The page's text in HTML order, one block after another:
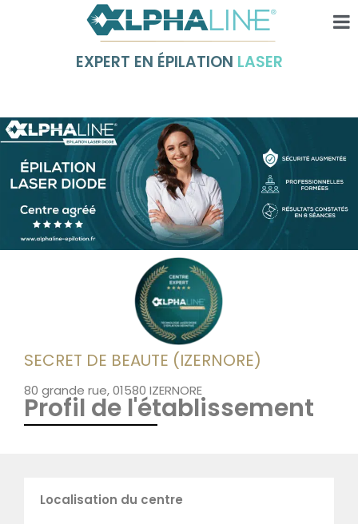
EXPERT EN ÉPILATION LASER
SECRET DE BEAUTE (IZERNORE)
80 grande rue, 01580 IZERNORE
Profil de l'établissement
Localisation du centre